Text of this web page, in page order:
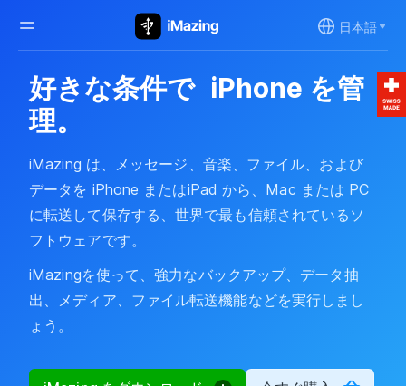
日本語
好きな条件で iPhone を管
理。
iMazing は、メッセージ、音楽、ファイル、および
データを iPhone またはiPad から、Mac または PC
に転送して保存する、世界で最も信頼されているソ
フトウェアです。
iMazingを使って、強力なバックアップ、データ抽
出、メディア、ファイル転送機能などを実行しまし
ょう。